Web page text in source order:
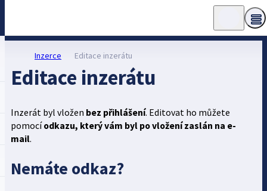
Inzerce Editace inzerátu
Editace inzerátu
Inzerát byl vložen bez přihlášení. Editovat ho můžete
pomocíodkazu, který vám byl po vložení zaslán na e-
mail.
Nemáte odkaz?